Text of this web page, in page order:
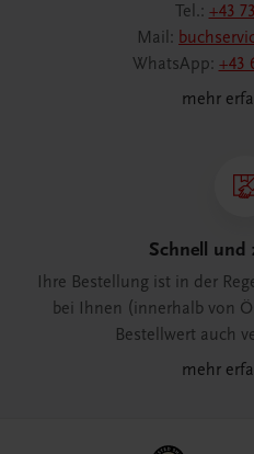
Tel.: +43
Mail:
WhatsApp: +43
mehr
Schnell und
Ihre Bestellung ist in der
bei Ihnen (innerhalb von
Bestellwert auch
mehr